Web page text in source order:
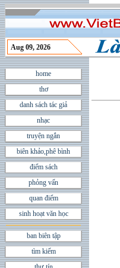
Aug 09, 2026
home
thơ
danh sách tác giả
nhạc
truyện ngắn
biên khảo,phê bình
điểm sách
phỏng vấn
quan điểm
sinh hoạt văn học
ban biên tập
tìm kiếm